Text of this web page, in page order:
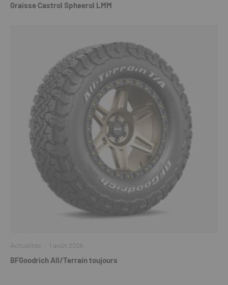
Graisse Castrol Spheerol LMM
Actualités · 1 août 2026
BFGoodrich All/Terrain toujours